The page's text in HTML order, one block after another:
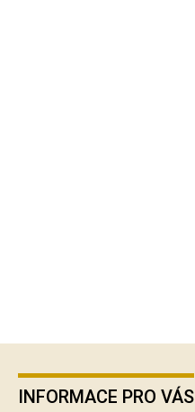
INFORMACE PRO VÁS